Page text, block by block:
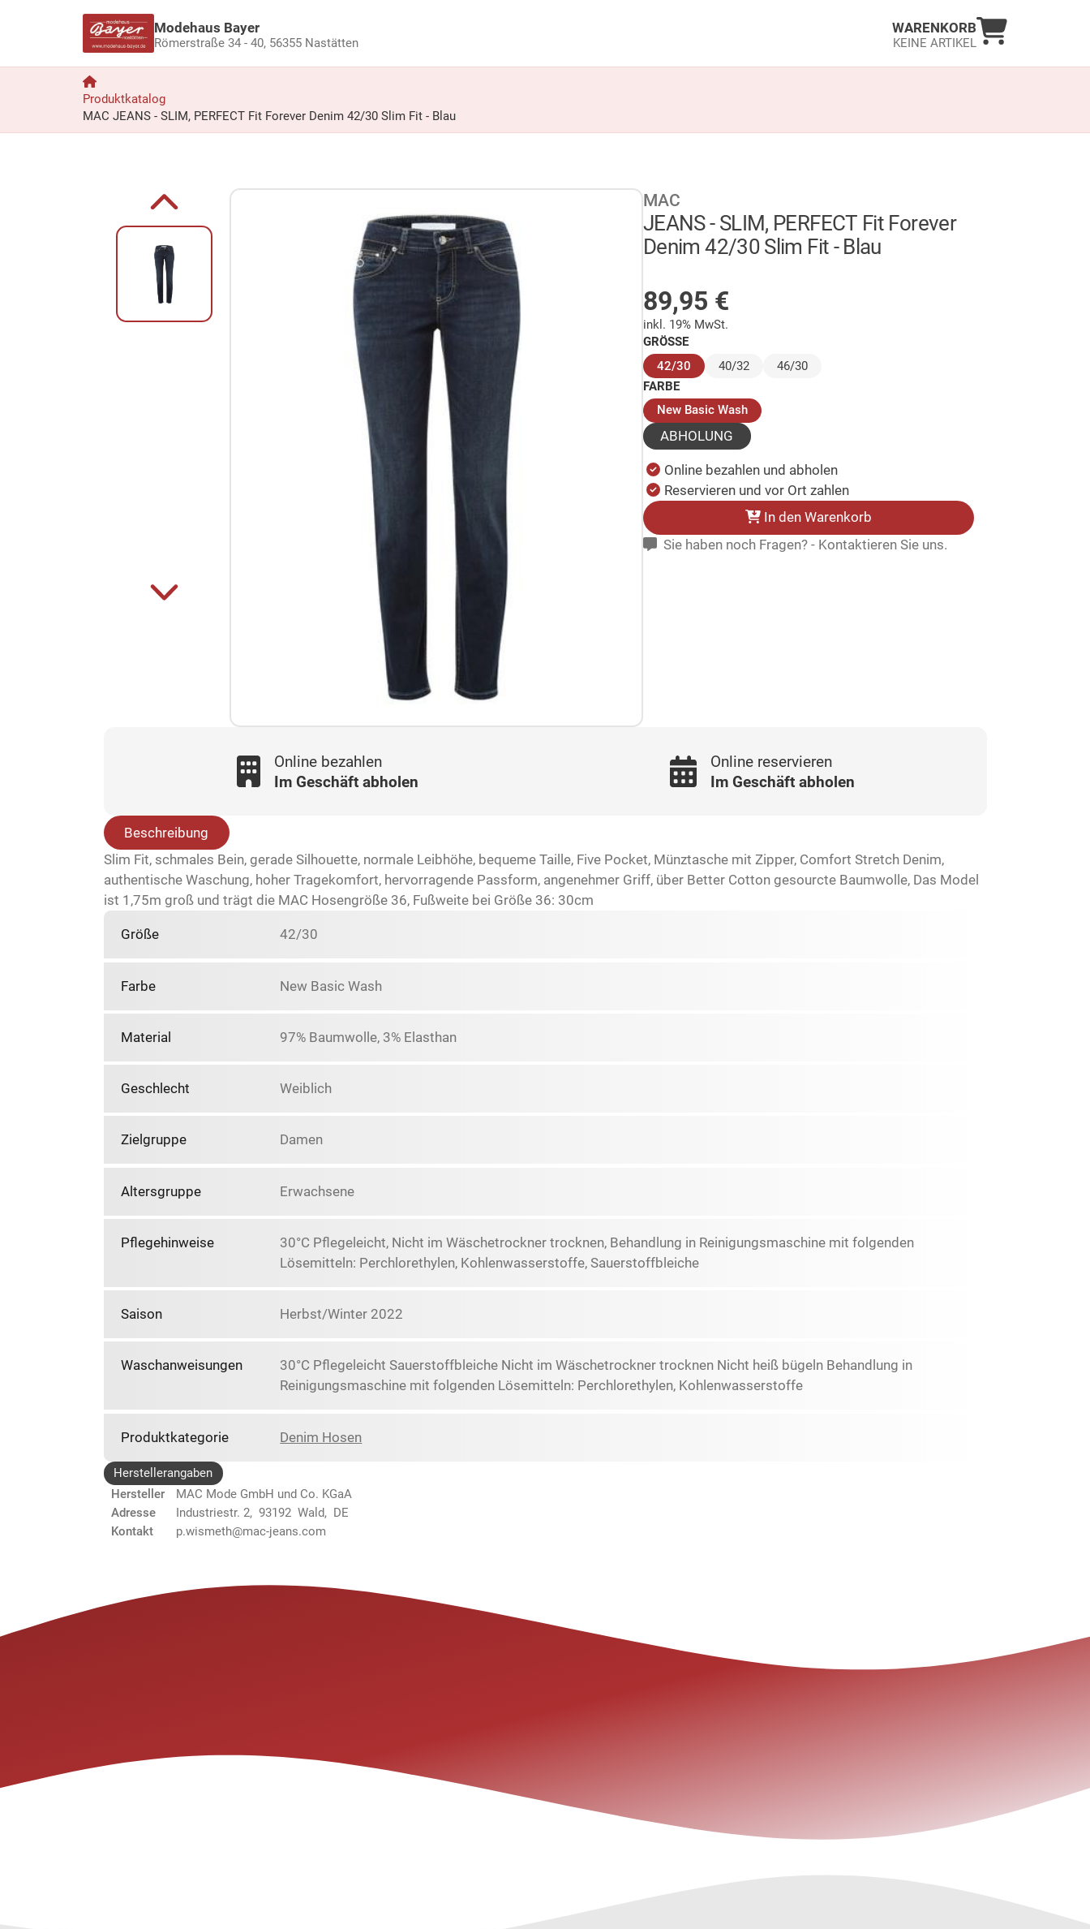
Modehaus Bayer
Römerstraße 34 - 40, 56355 Nastätten
WARENKORB
KEINE ARTIKEL
Warenkorb
Produktkatalog
MAC JEANS - SLIM, PERFECT Fit Forever Denim 42/30 Slim Fit - Blau
Zur Produktbeschreibung springen MAC
JEANS - SLIM, PERFECT Fit Forever
Denim 42/30 Slim Fit - Blau
89,95 €
inkl. 19% MwSt.
GRÖSSE
42/30 (ausgewählt)
40/32
46/30
FARBE
New Basic Wash(ausgewählt)
ABHOLUNG
Online bezahlen und abholen
Reservieren und vor Ort zahlen
In den Warenkorb
Sie haben noch Fragen? - Kontaktieren Sie uns.
Online bezahlen
Im Geschäft abholen
Online reservieren
Im Geschäft abholen
Beschreibung
Slim Fit, schmales Bein, gerade Silhouette, normale Leibhöhe, bequeme Taille, Five Pocket, Münztasche mit Zipper, Comfort Stretch Denim,
authentische Waschung, hoher Tragekomfort, hervorragende Passform, angenehmer Griff, über Better Cotton gesourcte Baumwolle, Das Model
ist 1,75m groß und trägt die MAC Hosengröße 36, Fußweite bei Größe 36: 30cm
Größe 42/30
Farbe New Basic Wash
Material 97% Baumwolle, 3% Elasthan
Geschlecht Weiblich
Zielgruppe Damen
Altersgruppe Erwachsene
Pflegehinweise
30°C Pflegeleicht, Nicht im Wäschetrockner trocknen, Behandlung in Reinigungsmaschine mit folgenden
Lösemitteln: Perchlorethylen, Kohlenwasserstoffe, Sauerstoffbleiche
Saison Herbst/Winter 2022
Waschanweisungen
30°C Pflegeleicht Sauerstoffbleiche Nicht im Wäschetrockner trocknen Nicht heiß bügeln Behandlung in
Reinigungsmaschine mit folgenden Lösemitteln: Perchlorethylen, Kohlenwasserstoffe
Produktkategorie Denim Hosen
Herstellerangaben
Hersteller
MAC Mode GmbH und Co. KGaA
Adresse
Industriestr. 2, 93192 Wald, DE
Kontakt
p.wismeth@mac-jeans.com